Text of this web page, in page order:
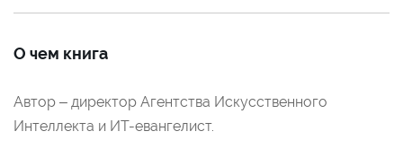
О чем книга
Автор – директор Агентства Искусственного
Интеллекта и ИТ-евангелист.